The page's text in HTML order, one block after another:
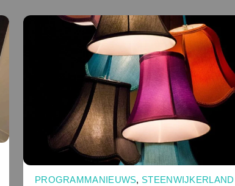
PROGRAMMANIEUWS, STEENWIJKERLAND